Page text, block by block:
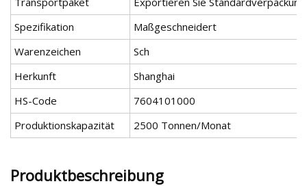
Spezifikation
Maßgeschneidert
Warenzeichen
Sch
Herkunft
Shanghai
HS-Code
7604101000
Produktionskapazität
2500 Tonnen/Monat
Produktbeschreibung